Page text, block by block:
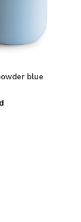
blue